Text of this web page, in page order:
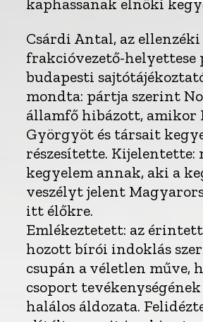
kaphassanak elnöki
Csárdi Antal, az
frakcióvezető-helyettese
budapesti
mondta: pártja szerint
államfő hibázott, amikor
Györgyöt és társait
részesítette. Kijelentette:
kegyelem annak, aki a
veszélyt jelent
itt élőkre.
Emlékeztetett: az
hozott bírói indoklás
csupán a véletlen műve,
csoport
halálos áldozata.